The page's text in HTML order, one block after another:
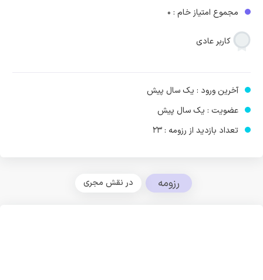
مجموع امتیاز خام : 0
کاربر عادی
آخرین ورود : یک سال پیش
عضویت : یک سال پیش
تعداد بازدید از رزومه : 23
رزومه در نقش مجری